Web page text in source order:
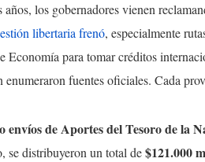
años, los gobernadores vienen
libertaria frenó, especialmente
Economía para tomar créditos
fuentes oficiales. Cada
envíos de Aportes del Tesorode la
se distribuyeron un total de$121.000